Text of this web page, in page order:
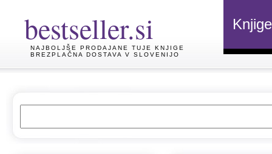
bestseller.si
NAJBOLJŠE PRODAJANE TUJE KNJIGE
BREZPLAČNA DOSTAVA V SLOVENIJO
Knjige